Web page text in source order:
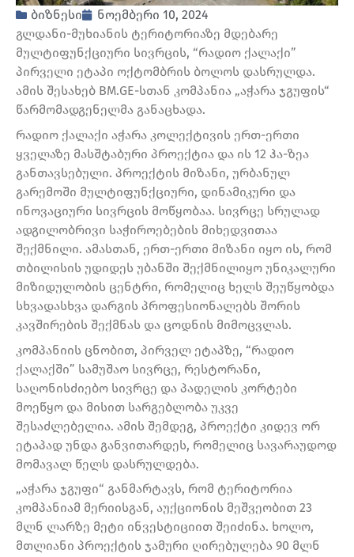
ბიზნესი
ნოემბერი 10, 2024
გლდანი-მუხიანის ტერიტორიაზე მდებარე
მულტიფუნქციური სივრცის, “რადიო ქალაქი”
პირველი ეტაპი ოქტომბრის ბოლოს დასრულდა.
ამის შესახებ BM.GE-სთან კომპანია „აჭარა ჯგუფის“
წარმომადგენელმა განაცხადა.
რადიო ქალაქი აჭარა კოლექტივის ერთ-ერთი
ყველაზე მასშტაბური პროექტია და ის 12 ჰა-ზეა
განთავსებული. პროექტის მიზანი, ურბანულ
გარემოში მულტიფუნქციური, დინამიკური და
ინოვაციური სივრცის მოწყობაა. სივრცე სრულად
ადგილობრივი საჭიროებების მიხედვითაა
შექმნილი. ამასთან, ერთ-ერთი მიზანი იყო ის, რომ
თბილისის უდიდეს უბანში შექმნილიყო უნიკალური
მიზიდულობის ცენტრი, რომელიც ხელს შეუწყობდა
სხვადასხვა დარგის პროფესიონალებს შორის
კავშირების შექმნას და ცოდნის მიმოცვლას.
კომპანიის ცნობით, პირველ ეტაპზე, “რადიო
ქალაქში” სამუშაო სივრცე, რესტორანი,
საღონისძიებო სივრცე და პადელის კორტები
მოეწყო და მისით სარგებლობა უკვე
შესაძლებელია. ამის შემდეგ, პროექტი კიდევ ორ
ეტაპად უნდა განვითარდეს, რომელიც სავარაუდოდ
მომავალ წელს დასრულდება.
„აჭარა ჯგუფი“ განმარტავს, რომ ტერიტორია
კომპანიამ მერიისგან, აუქციონის მეშვეობით 23
მლნ ლარზე მეტი ინვესტიციით შეიძინა. ხოლო,
მთლიანი პროექტის ჯამური ღირებულება 90 მლნ